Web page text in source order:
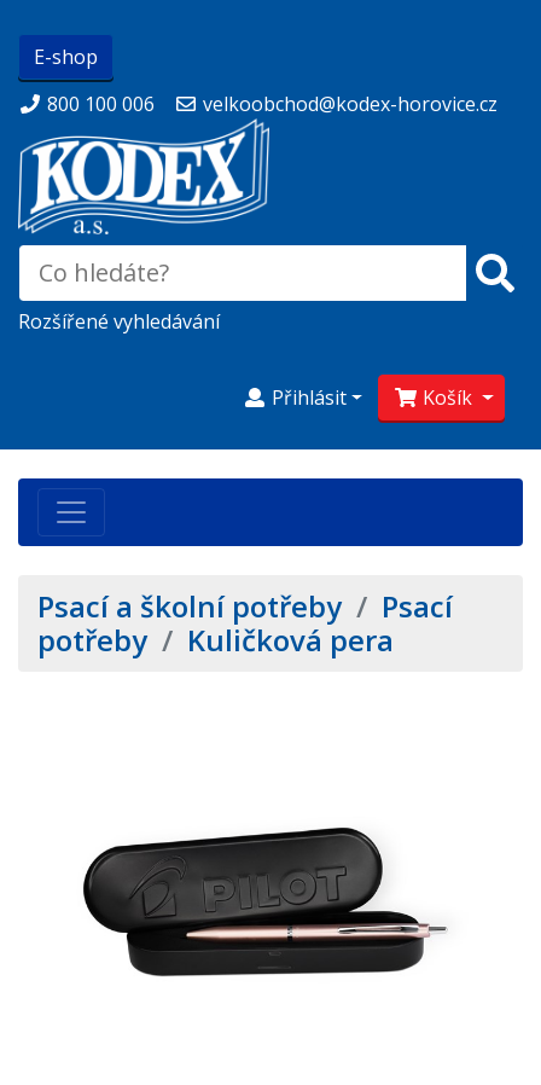
E-shop
800 100 006
velkoobchod@kodex-horovice.cz
Rozšířené vyhledávání
Košík
Přihlásit
Psací a školní potřeby/ Psací
potřeby/ Kuličková pera